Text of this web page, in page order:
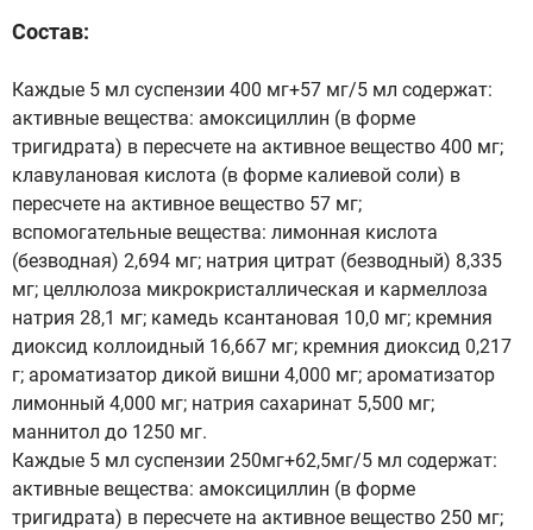
Состав:
Каждые 5 мл суспензии 400 мг+57 мг/5 мл содержат:
активные вещества: амоксициллин (в форме
тригидрата) в пересчете на активное вещество 400 мг;
клавулановая кислота (в форме калиевой соли) в
пересчете на активное вещество 57 мг;
вспомогательные вещества: лимонная кислота
(безводная) 2,694 мг; натрия цитрат (безводный) 8,335
мг; целлюлоза микрокристаллическая и кармеллоза
натрия 28,1 мг; камедь ксантановая 10,0 мг; кремния
диоксид коллоидный 16,667 мг; кремния диоксид 0,217
г; ароматизатор дикой вишни 4,000 мг; ароматизатор
лимонный 4,000 мг; натрия сахаринат 5,500 мг;
маннитол до 1250 мг.
Каждые 5 мл суспензии 250мг+62,5мг/5 мл содержат:
активные вещества: амоксициллин (в форме
тригидрата) в пересчете на активное вещество 250 мг;